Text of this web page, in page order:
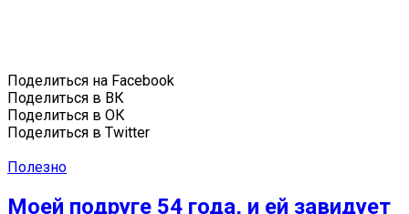
Поделиться на Facebook
Поделиться в ВК
Поделиться в ОК
Поделиться в Twitter
Полезно
Моей подруге 54 года, и ей завидует